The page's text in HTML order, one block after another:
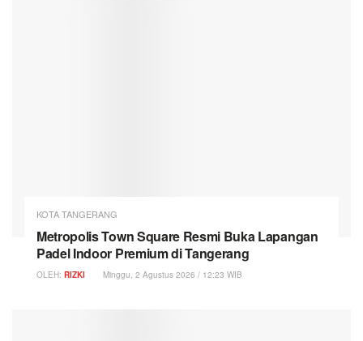
KOTA TANGERANG
Metropolis Town Square Resmi Buka Lapangan
Padel Indoor Premium di Tangerang
OLEH: RIZKI Minggu, 2 Agustus 2026 / 12:23 WIB